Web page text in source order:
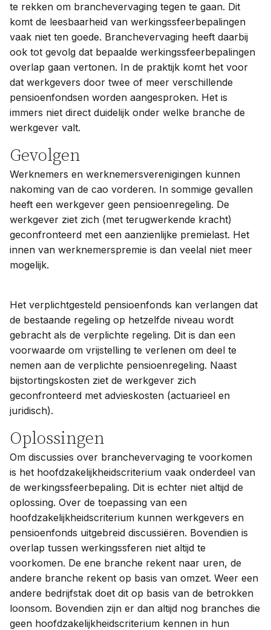
te rekken om branchevervaging tegen te gaan. Dit
komt de leesbaarheid van werkingssfeerbepalingen
vaak niet ten goede. Branchevervaging heeft daarbij
ook tot gevolg dat bepaalde werkingssfeerbepalingen
overlap gaan vertonen. In de praktijk komt het voor
dat werkgevers door twee of meer verschillende
pensioenfondsen worden aangesproken. Het is
immers niet direct duidelijk onder welke branche de
werkgever valt.
Gevolgen
Werknemers en werknemersverenigingen kunnen
nakoming van de cao vorderen. In sommige gevallen
heeft een werkgever geen pensioenregeling. De
werkgever ziet zich (met terugwerkende kracht)
geconfronteerd met een aanzienlijke premielast. Het
innen van werknemerspremie is dan veelal niet meer
mogelijk.
Het verplichtgesteld pensioenfonds kan verlangen dat
de bestaande regeling op hetzelfde niveau wordt
gebracht als de verplichte regeling. Dit is dan een
voorwaarde om vrijstelling te verlenen om deel te
nemen aan de verplichte pensioenregeling. Naast
bijstortingskosten ziet de werkgever zich
geconfronteerd met advieskosten (actuarieel en
juridisch).
Oplossingen
Om discussies over branchevervaging te voorkomen
is het hoofdzakelijkheidscriterium vaak onderdeel van
de werkingssfeerbepaling. Dit is echter niet altijd de
oplossing. Over de toepassing van een
hoofdzakelijkheidscriterium kunnen werkgevers en
pensioenfonds uitgebreid discussiëren. Bovendien is
overlap tussen werkingssferen niet altijd te
voorkomen. De ene branche rekent naar uren, de
andere branche rekent op basis van omzet. Weer een
andere bedrijfstak doet dit op basis van de betrokken
loonsom. Bovendien zijn er dan altijd nog branches die
geen hoofdzakelijkheidscriterium kennen in hun